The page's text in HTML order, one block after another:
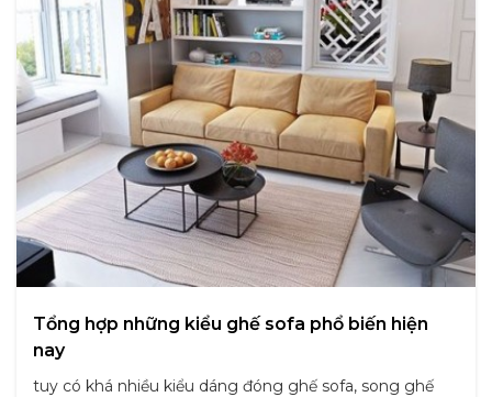
Tổng hợp những kiểu ghế sofa phổ biến hiện
nay
tuy có khá nhiều kiểu dáng đóng ghế sofa, song ghế